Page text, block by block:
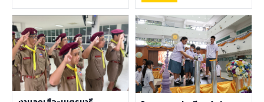
ภาษาอังกฤษ TOEIC ไม่ต่ำกว่า
785 คะแนน หากมีประสบการณ์
ด้านการจัดการเรียนการสอนจะ
ได้รับการพิจารณาเป็นพิเศษ
เอกสารประกอบการสมัครและ
การติดต่อ ผู้สนใจสามารถส่ง
ประวัติส่วนตัว (CV), สำเนา
หนังสือเดินทาง (Passport),